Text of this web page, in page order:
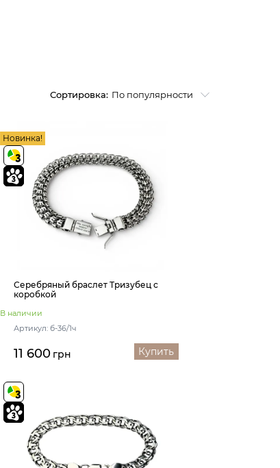
Сортировка: По популярности
Новинка!
Серебряный браслет Тризубец с
коробкой
В наличии
Артикул: б-36/1ч
11 600 грн Купить